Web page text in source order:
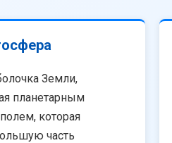
Земли,
планетарным
которая
часть